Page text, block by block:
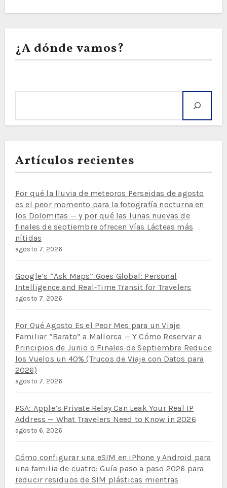
¿A dónde vamos?
Artículos recientes
Por qué la lluvia de meteoros Perseidas de agosto
es el peor momento para la fotografía nocturna en
los Dolomitas — y por qué las lunas nuevas de
finales de septiembre ofrecen Vías Lácteas más
nítidas
agosto 7, 2026
Google’s “Ask Maps” Goes Global: Personal
Intelligence and Real‑Time Transit for Travelers
agosto 7, 2026
Por Qué Agosto Es el Peor Mes para un Viaje
Familiar “Barato” a Mallorca — Y Cómo Reservar a
Principios de Junio o Finales de Septiembre Reduce
los Vuelos un 40% (Trucos de Viaje con Datos para
2026)
agosto 7, 2026
PSA: Apple’s Private Relay Can Leak Your Real IP
Address — What Travelers Need to Know in 2026
agosto 6, 2026
Cómo configurar una eSIM en iPhone y Android para
una familia de cuatro: Guía paso a paso 2026 para
reducir residuos de SIM plásticas mientras